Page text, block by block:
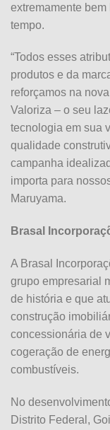
extremamente
tempo.
“Todos esses
produtos e da
reforçamos na
Valoriza – o seu
tecnologia em sua
qualidade
campanha
importa para
Maruyama.
Brasal
A Brasal
grupo empresarial
de história e que
construção
concessionária de
cogeração de
combustíveis.
No
Distrito Federal,